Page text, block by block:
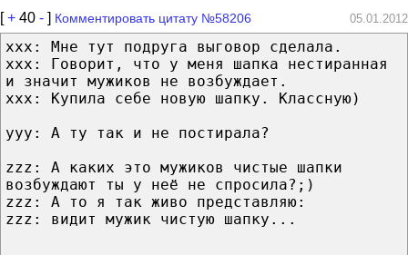
[+ 40 - ] Комментировать цитату №58206 05.01.2012
ххх: Мне тут подруга выговор сделала.
ххх: Говорит, что у меня шапка нестиранная
и значит мужиков не возбуждает.
ххх: Купила себе новую шапку. Классную)
ууу: А ту так и не постирала?
zzz: А каких это мужиков чистые шапки
возбуждают ты у неё не спросила?;)
zzz: А то я так живо представляю:
zzz: видит мужик чистую шапку...